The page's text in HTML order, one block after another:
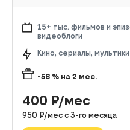
15+ тыс. фильмов и
видеоблоги
Кино, сериалы,
-58 % на 2 мес.
400 ₽/мес
950 ₽/мес с 3-го месяца